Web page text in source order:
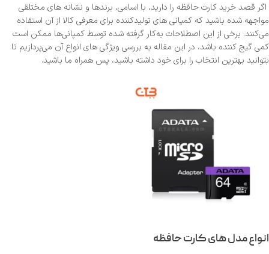
اگر قصد خرید کارت حافظه را دارید، با اسامی، برندها و نشانه های مختلقی
مواجهه شده باشید که کمپانی های تولیدکننده برای معرفی کالا از آن استفاده
می‌کنند. برخی از این اصطلاحات به‌کار گرفته شده توسط کمپانی‌ها ممکن است
کمی گیج کننده باشد، در این مقاله به بررسی ویژگی های انواع آن می‌پردازیم تا
بتوانید بهترین انتخاب را برای خود داشته باشید، پس همراه ما باشید.
انواع مدل های کارت حافظه